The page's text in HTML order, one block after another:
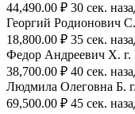
44,490.00 ₽ 30 сек.
Георгий Родионович
18,800.00 ₽ 35 сек.
Федор Андреевич Х. г.
38,700.00 ₽ 40 сек.
Людмила Олеговна Б.
69,500.00 ₽ 45 сек.